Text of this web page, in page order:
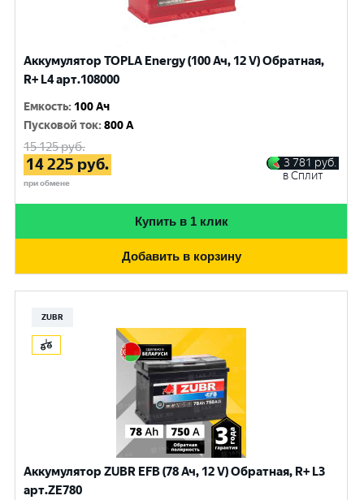
Аккумулятор TOPLA Energy (100 Ач, 12 V) Обратная,
R+ L4 арт.108000
Емкость: 100 Ач
Пусковой ток:800 A
15 125руб.
14 225 руб.
при обмене
3 781 руб.
в Сплит
Купить в 1 клик
Добавить в корзину
ZUBR
Аккумулятор ZUBR EFB (78 Ач, 12 V) Обратная, R+ L3
арт.ZE780